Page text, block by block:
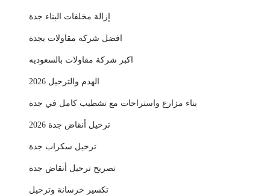
إزالة مخلفات البناء جدة
افضل شركة مقاولات بجدة
اكبر شركة مقاولات بالسعوديه
الهدم والترحيل 2026
بناء مزارع واستراحات مع تشطيب كامل في جدة
ترحيل أنقاض جدة 2026
ترحيل سكراب جدة
تصريح ترحيل أنقاض جدة
تكسير خرسانة وترحيل